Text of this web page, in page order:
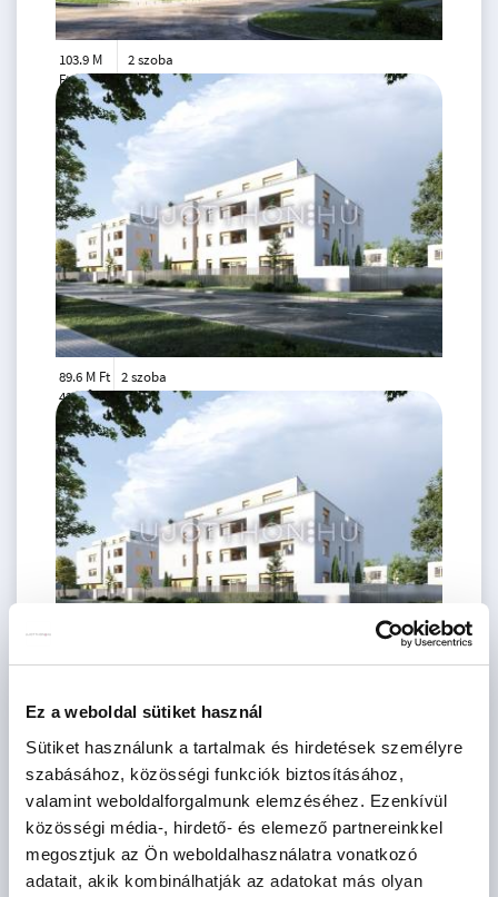
Ez a weboldal sütiket használ
Sütiket használunk a tartalmak és hirdetések személyre
szabásához, közösségi funkciók biztosításához,
valamint weboldalforgalmunk elemzéséhez. Ezenkívül
közösségi média-, hirdető- és elemező partnereinkkel
megosztjuk az Ön weboldalhasználatra vonatkozó
adatait, akik kombinálhatják az adatokat más olyan
103.9 M
Ft
62 m2
2 szoba
földszint
89.6 M Ft
42 m2
2 szoba
földszint
41 m2
földszint